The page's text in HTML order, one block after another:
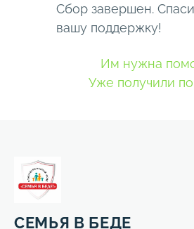
Сбор завершен.
вашу поддержку!
Им нужна
Уже получили
СЕМЬЯ В БЕДЕ